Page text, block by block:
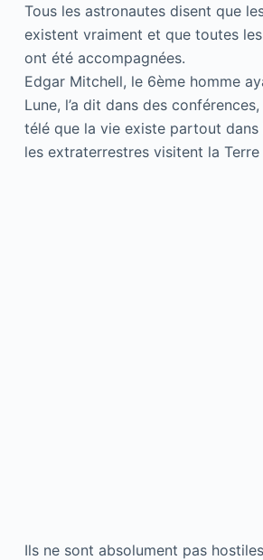
Tous les astronautes disent que
existent vraiment et que toutes
ont été accompagnées.
Edgar Mitchell, le 6ème homme
Lune, l’a dit dans des
télé que la vie existe partout dans
les extraterrestres visitent la
Ils ne sont absolument pas